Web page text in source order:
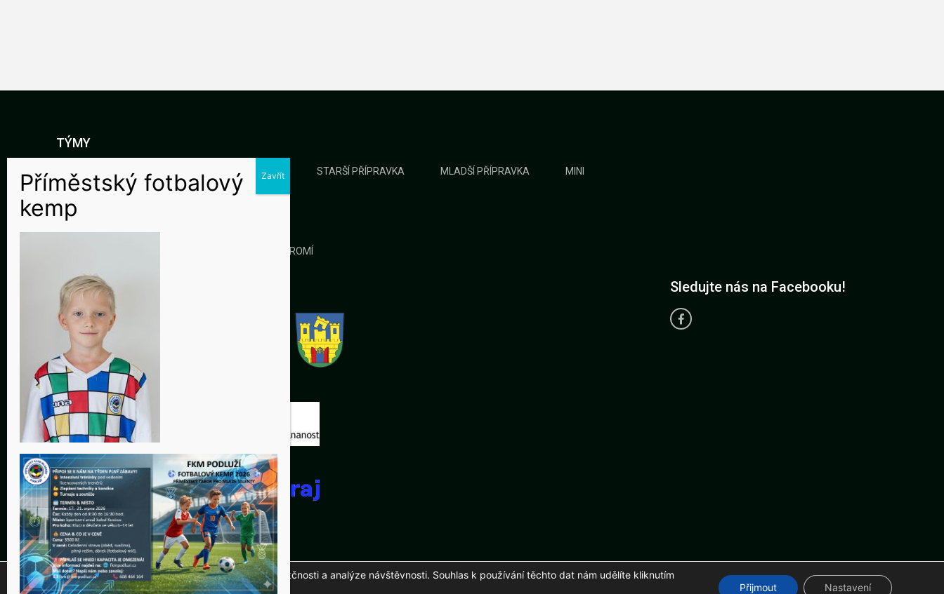
TÝMY
DOROST STARŠÍ ŽÁCI MLADŠÍ ŽÁCI STARŠÍ PŘÍPRAVKA MLADŠÍ PŘÍPRAVKA MINI
KLUB
OCHRANA SOUKROMÍ
Sledujte nás na Facebooku!
© 2026 Fotbalový klub mládeže Podluží, z. s.Zhotovení a správamartinuhlir.com
Tento web využívá soubory cookies ke správné funkčnosti a analýze návštěvnosti. Souhlas k používání těchto dat nám udělíte kliknutím
na tlačítko "Přijmout".
Přijmout Nastavení